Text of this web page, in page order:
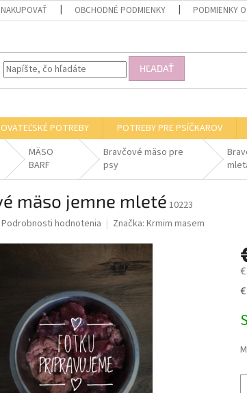
OBCHODNÉ PODMIENKY PODMIENKY
HĽADAŤ
POTREBY POTREBY PRE PSÍČKAROV
MÄSO
BARF
Bravčové mäso pre
psy
mäso jemne mleté10223
Podrobnosti hodnotenia Značka: Krmim masem